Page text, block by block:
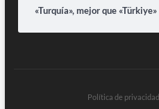
«Turquía», mejor que «Türkiye»
Política de privacidad